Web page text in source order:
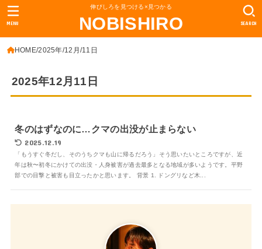
伸びしろを見つける×見つかる
NOBISHIRO SEARCH
MENU
HOME 2025年 12月 11日
2025年12月11日
冬のはずなのに…クマの出没が止まらない
2025.12.19
「もうすぐ冬だし、そのうちクマも山に帰るだろう」そう思いたいところですが、近
年は秋〜初冬にかけての出没・人身被害が過去最多となる地域が多いようです。平野
部での目撃と被害も目立ったかと思います。 背景 1. ドングリなど木...